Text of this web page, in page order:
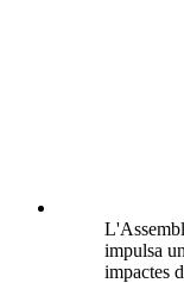
impulsa
impactes